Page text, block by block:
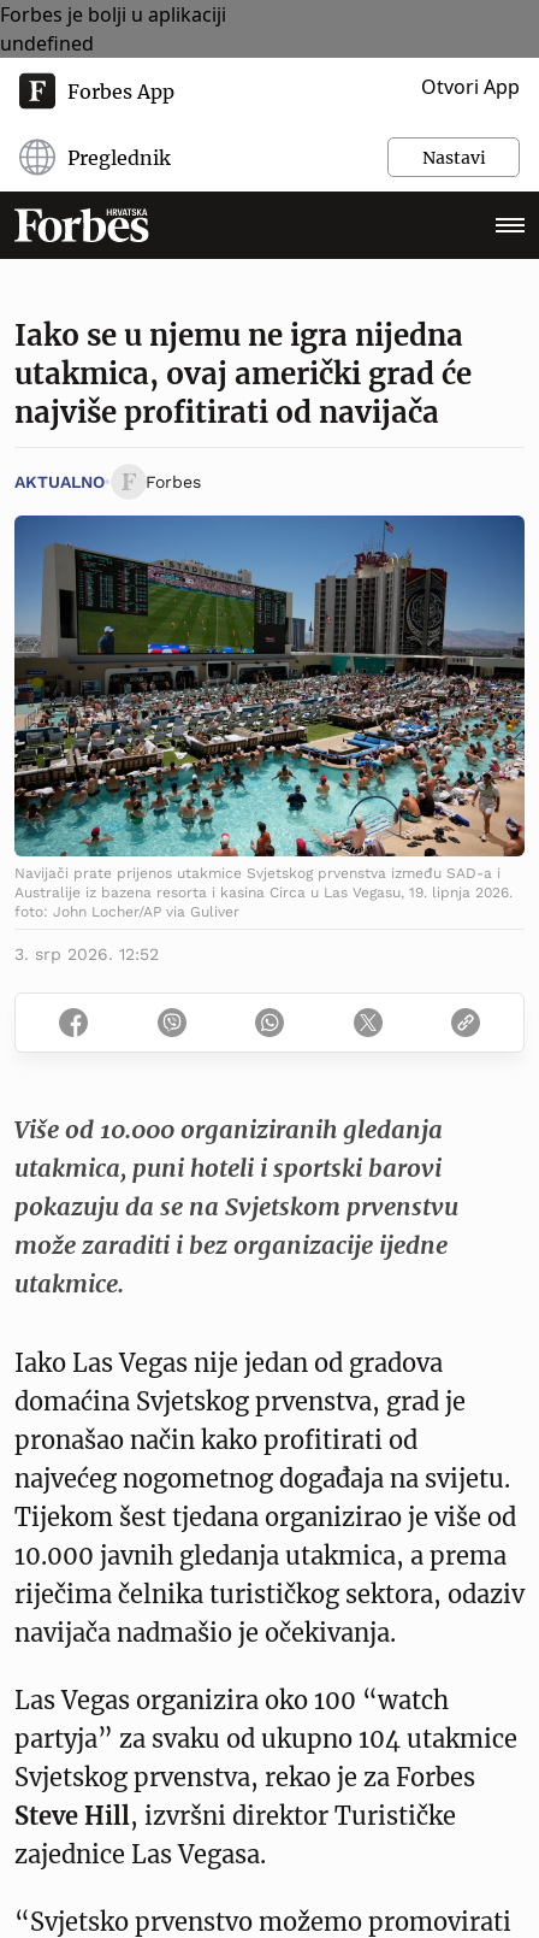
Forbes je bolji u aplikaciji
undefined
Forbes App Otvori App
Preglednik Nastavi
Iako se u njemu ne igra nijedna
utakmica, ovaj američki grad će
najviše profitirati od navijača
AKTUALNO Forbes
Navijači prate prijenos utakmice Svjetskog prvenstva između SAD-a i
Australije iz bazena resorta i kasina Circa u Las Vegasu, 19. lipnja 2026.
foto: John Locher/AP via Guliver
3. srp 2026. 12:52
Više od 10.000 organiziranih gledanja
utakmica, puni hoteli i sportski barovi
pokazuju da se na Svjetskom prvenstvu
može zaraditi i bez organizacije ijedne
utakmice.
Iako Las Vegas nije jedan od gradova
domaćina Svjetskog prvenstva, grad je
pronašao način kako profitirati od
najvećeg nogometnog događaja na svijetu.
Tijekom šest tjedana organizirao je više od
10.000 javnih gledanja utakmica, a prema
riječima čelnika turističkog sektora, odaziv
navijača nadmašio je očekivanja.
Las Vegas organizira oko 100 “watch
partyja” za svaku od ukupno 104 utakmice
Svjetskog prvenstva, rekao je za Forbes
Steve Hill, izvršni direktor Turističke
zajednice Las Vegasa.
“Svjetsko prvenstvo možemo promovirati